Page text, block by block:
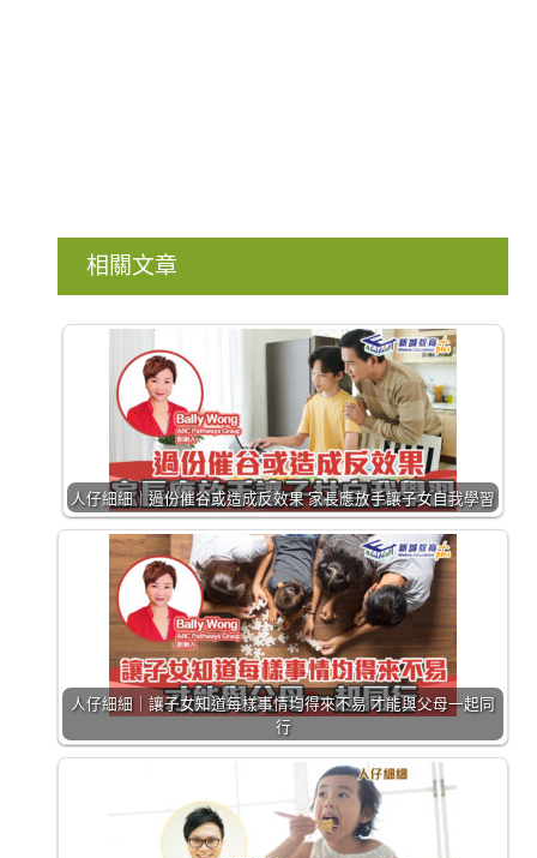
相關文章
人仔細細｜過份催谷或造成反效果 家長應放手讓子女自我學習
人仔細細｜讓子女知道每樣事情均得來不易 才能與父母一起同
行